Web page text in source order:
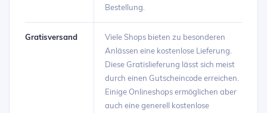
Bestellung.
Gratisversand
Viele Shops bieten zu besonderen
Anlässen eine kostenlose Lieferung.
Diese Gratislieferung lässt sich meist
durch einen Gutscheincode erreichen.
Einige Onlineshops ermöglichen aber
auch eine generell kostenlose